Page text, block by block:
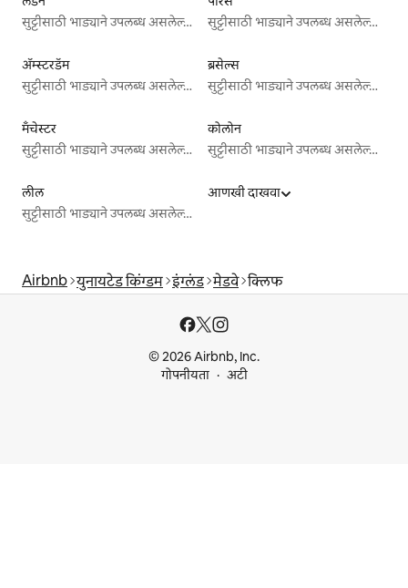
सुट्टीसाठी भाड्याने उपलब्ध असलेल्या जागा
सुट्टीसाठी भाड्याने उपलब्ध असलेल्या जागा
ॲम्स्टरडॅम
सुट्टीसाठी भाड्याने उपलब्ध असलेल्या जागा
ब्रसेल्स
सुट्टीसाठी भाड्याने उपलब्ध असलेल्या जागा
मँचेस्टर
सुट्टीसाठी भाड्याने उपलब्ध असलेल्या जागा
कोलोन
सुट्टीसाठी भाड्याने उपलब्ध असलेल्या जागा
लील
सुट्टीसाठी भाड्याने उपलब्ध असलेल्या जागा
आणखी दाखवा
Airbnb युनायटेड किंग्डम इंग्लंड मेडवे क्लिफ
© 2026 Airbnb, Inc.
गोपनीयता
अटी